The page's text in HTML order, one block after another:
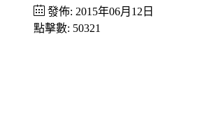
發佈: 2015年06月12日
點擊數: 50321